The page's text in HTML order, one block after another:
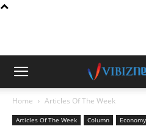
Home Articles Of The Week
Articles Of The Week Column